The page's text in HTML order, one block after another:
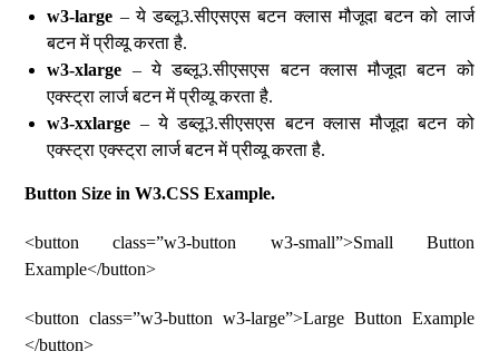
w3-large – ये डब्लू3.सीएसएस बटन क्लास मौजूदा बटन को लार्ज
बटन में प्रीव्यू करता है.
w3-xlarge – ये डब्लू3.सीएसएस बटन क्लास मौजूदा बटन को
एक्स्ट्रा लार्ज बटन में प्रीव्यू करता है.
w3-xxlarge – ये डब्लू3.सीएसएस बटन क्लास मौजूदा बटन को
एक्स्ट्रा एक्स्ट्रा लार्ज बटन में प्रीव्यू करता है.
Button Size in W3.CSS Example.
<button class=”w3-button w3-small”>Small Button
Example</button>
<button class=”w3-button w3-large”>Large Button Example
</button>